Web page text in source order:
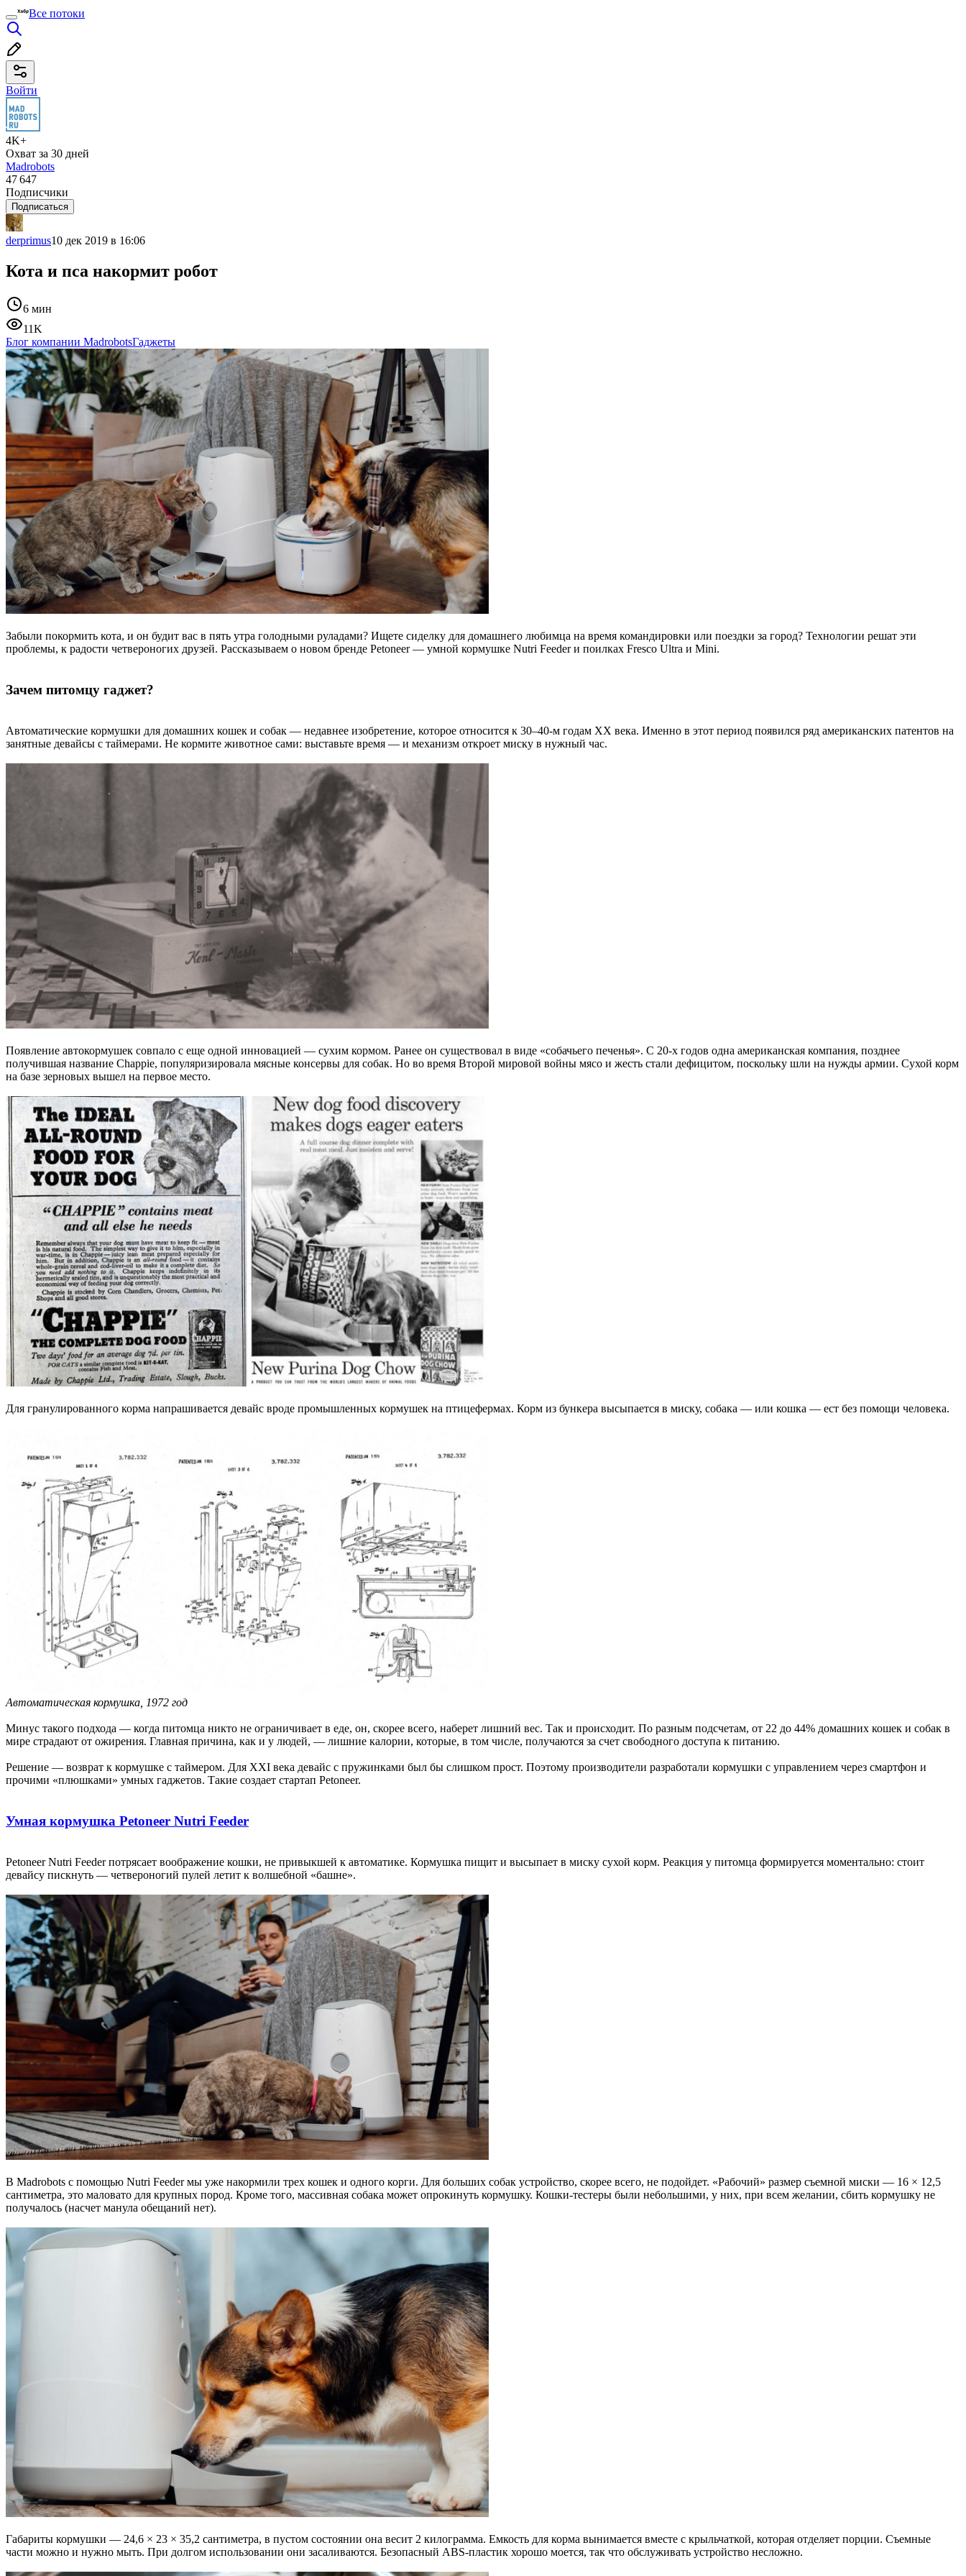
Все потоки
Войти
4K+
Охват за 30 дней
Madrobots
47 647
Подписчики
Подписаться
derprimus10 дек 2019 в 16:06
Кота и пса накормит робот
6 мин
11K
Блог компании MadrobotsГаджеты
Забыли покормить кота, и он будит вас в пять утра голодными руладами? Ищете сиделку для домашнего любимца на время командировки или поездки за город? Технологии решат эти
проблемы, к радости четвероногих друзей. Рассказываем о новом бренде Petoneer — умной кормушке Nutri Feeder и поилках Fresco Ultra и Mini.
Зачем питомцу гаджет?
Автоматические кормушки для домашних кошек и собак — недавнее изобретение, которое относится к 30–40-м годам XX века. Именно в этот период появился ряд американских патентов на
занятные девайсы с таймерами. Не кормите животное сами: выставьте время — и механизм откроет миску в нужный час.
Появление автокормушек совпало с еще одной инновацией — сухим кормом. Ранее он существовал в виде «собачьего печенья». С 20-х годов одна американская компания, позднее
получившая название Chappie, популяризировала мясные консервы для собак. Но во время Второй мировой войны мясо и жесть стали дефицитом, поскольку шли на нужды армии. Сухой корм
на базе зерновых вышел на первое место.
Для гранулированного корма напрашивается девайс вроде промышленных кормушек на птицефермах. Корм из бункера высыпается в миску, собака — или кошка — ест без помощи человека.
Автоматическая кормушка, 1972 год
Минус такого подхода — когда питомца никто не ограничивает в еде, он, скорее всего, наберет лишний вес. Так и происходит. По разным подсчетам, от 22 до 44% домашних кошек и собак в
мире страдают от ожирения. Главная причина, как и у людей, — лишние калории, которые, в том числе, получаются за счет свободного доступа к питанию.
Решение — возврат к кормушке с таймером. Для XXI века девайс с пружинками был бы слишком прост. Поэтому производители разработали кормушки с управлением через смартфон и
прочими «плюшками» умных гаджетов. Такие создает стартап Petoneer.
Умная кормушка Petoneer Nutri Feeder
Petoneer Nutri Feeder потрясает воображение кошки, не привыкшей к автоматике. Кормушка пищит и высыпает в миску сухой корм. Реакция у питомца формируется моментально: стоит
девайсу пискнуть — четвероногий пулей летит к волшебной «башне».
В Madrobots с помощью Nutri Feeder мы уже накормили трех кошек и одного корги. Для больших собак устройство, скорее всего, не подойдет. «Рабочий» размер съемной миски — 16 × 12,5
сантиметра, это маловато для крупных пород. Кроме того, массивная собака может опрокинуть кормушку. Кошки-тестеры были небольшими, у них, при всем желании, сбить кормушку не
получалось (насчет манула обещаний нет).
Габариты кормушки — 24,6 × 23 × 35,2 сантиметра, в пустом состоянии она весит 2 килограмма. Емкость для корма вынимается вместе с крыльчаткой, которая отделяет порции. Съемные
части можно и нужно мыть. При долгом использовании они засаливаются. Безопасный ABS-пластик хорошо моется, так что обслуживать устройство несложно.